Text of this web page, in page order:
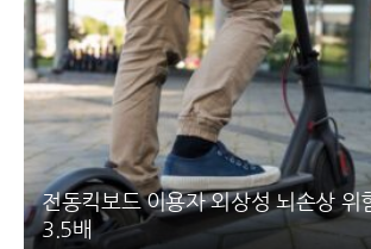
전동킥보드 이용자 외상성 뇌손상 위
3.5배